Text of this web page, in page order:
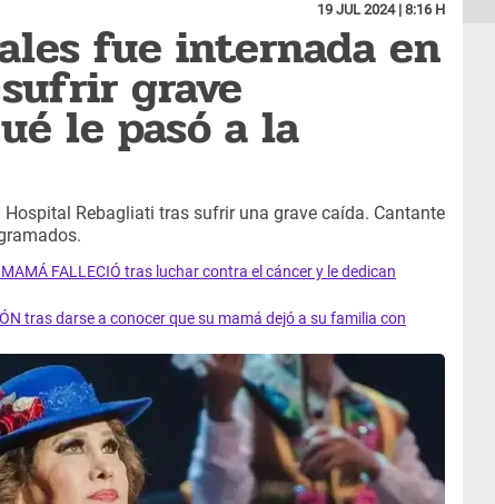
19 JUL 2024 | 8:16 H
fue internada en
grave
le pasó a la
Rebagliati tras sufrir una grave caída. Cantante
FALLECIÓ tras luchar contra el cáncer y le dedican
tras darse a conocer que su mamá dejó a su familia con